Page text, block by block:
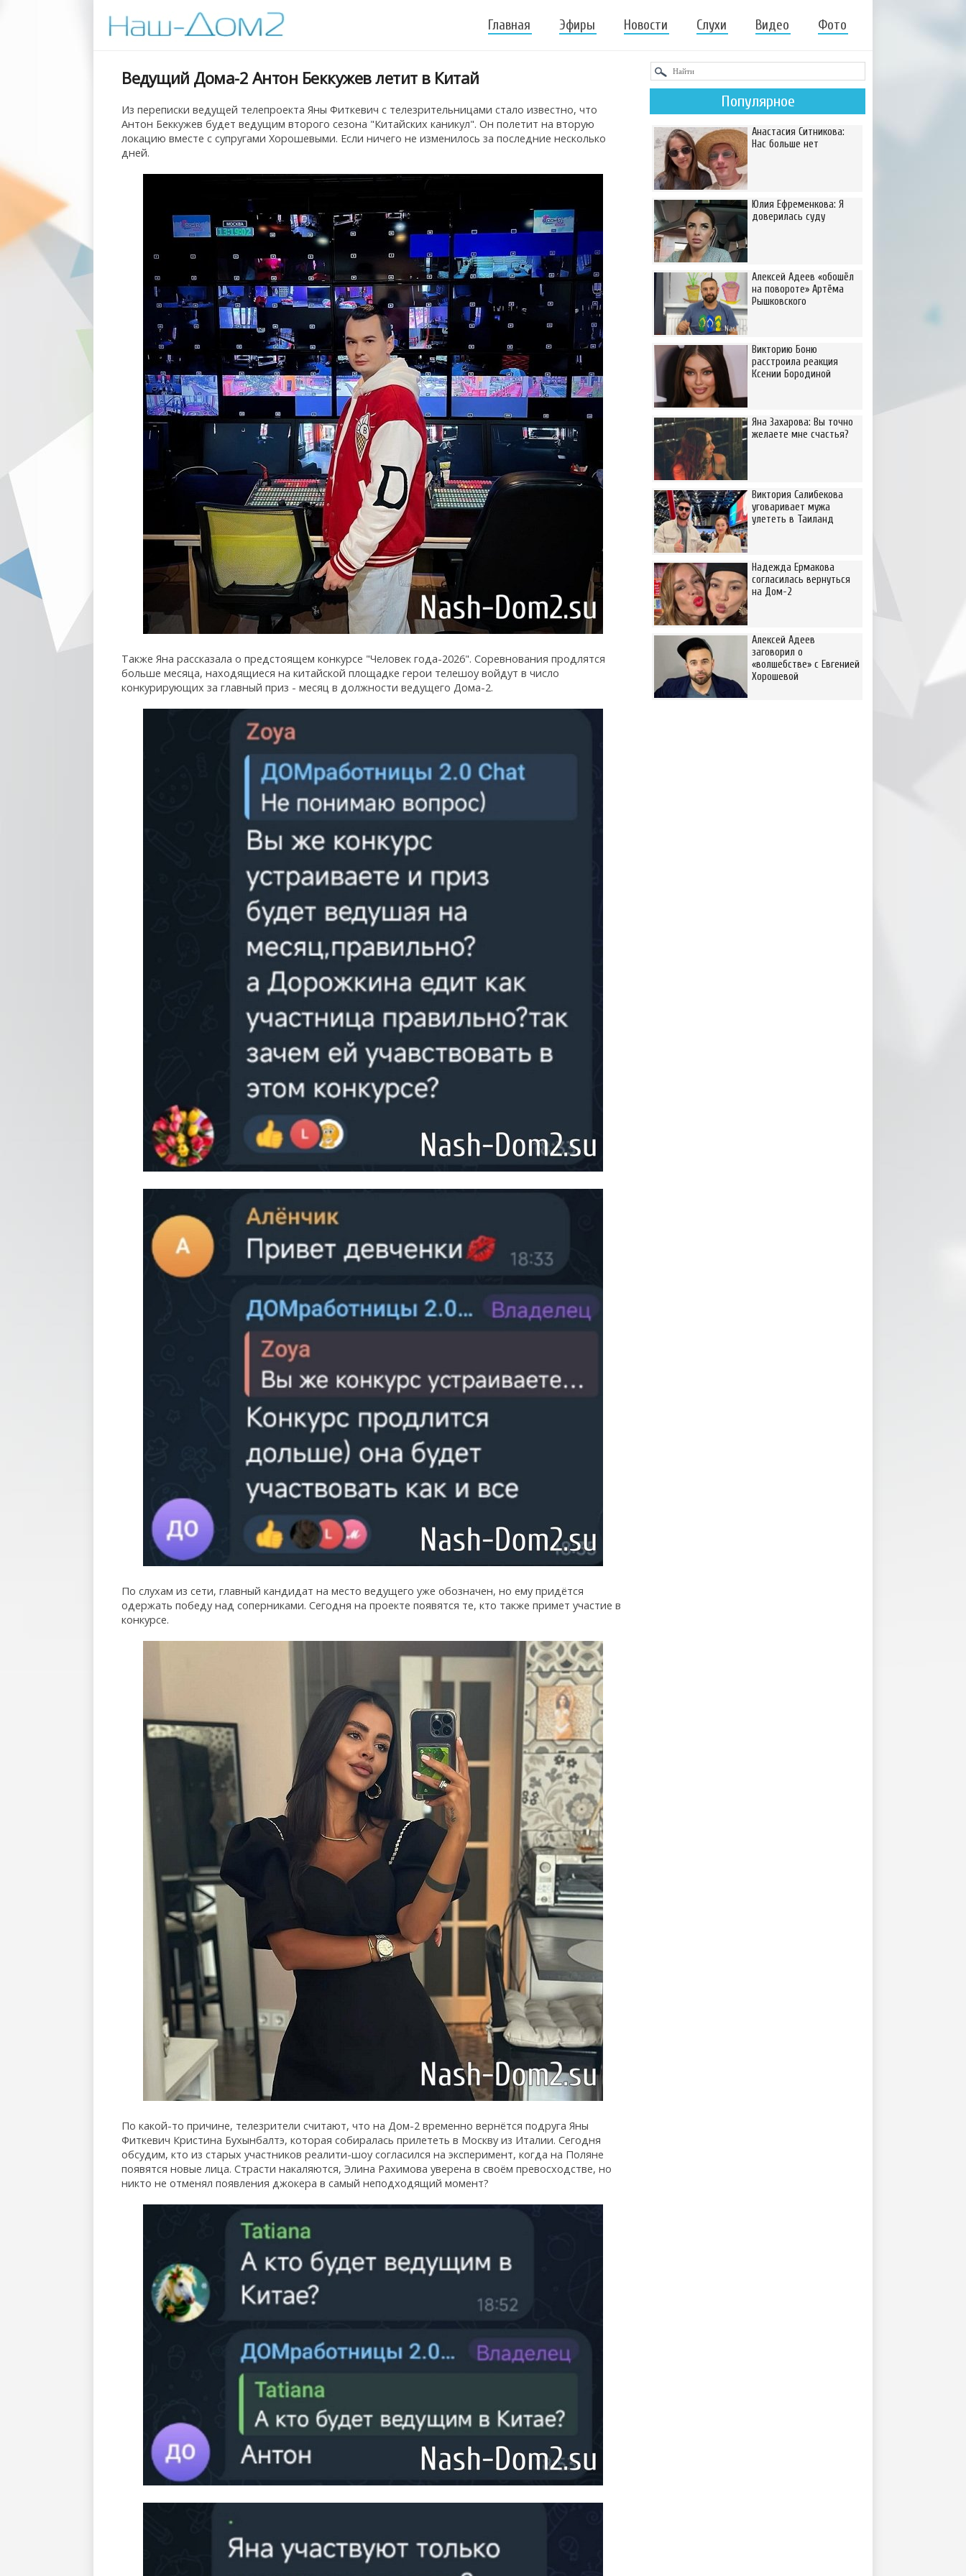
Главная Эфиры Новости Слухи Видео Фото
Ведущий Дома-2 Антон Беккужев летит в Китай
Из переписки ведущей телепроекта Яны Фиткевич с телезрительницами стало известно, что
Антон Беккужев будет ведущим второго сезона "Китайских каникул". Он полетит на вторую
локацию вместе с супругами Хорошевыми. Если ничего не изменилось за последние несколько
дней.
Также Яна рассказала о предстоящем конкурсе "Человек года-2026". Соревнования продлятся
больше месяца, находящиеся на китайской площадке герои телешоу войдут в число
конкурирующих за главный приз - месяц в должности ведущего Дома-2.
По слухам из сети, главный кандидат на место ведущего уже обозначен, но ему придётся
одержать победу над соперниками. Сегодня на проекте появятся те, кто также примет участие в
конкурсе.
По какой-то причине, телезрители считают, что на Дом-2 временно вернётся подруга Яны
Фиткевич Кристина Бухынбалтэ, которая собиралась прилететь в Москву из Италии. Сегодня
обсудим, кто из старых участников реалити-шоу согласился на эксперимент, когда на Поляне
появятся новые лица. Страсти накаляются, Элина Рахимова уверена в своём превосходстве, но
никто не отменял появления джокера в самый неподходящий момент?
Популярное
Анастасия Ситникова:
Нас больше нет
Юлия Ефременкова: Я
доверилась суду
Алексей Адеев «обошёл
на повороте» Артёма
Рышковского
Викторию Боню
расстроила реакция
Ксении Бородиной
Яна Захарова: Вы точно
желаете мне счастья?
Виктория Салибекова
уговаривает мужа
улететь в Таиланд
Надежда Ермакова
согласилась вернуться
на Дом-2
Алексей Адеев
заговорил о
«волшебстве» с Евгенией
Хорошевой